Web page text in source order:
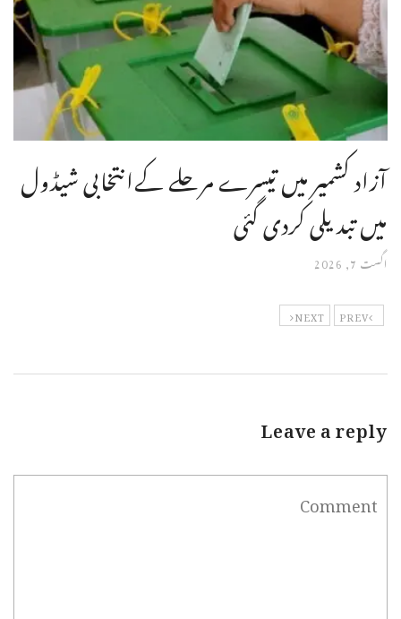
آزاد کشمیر میں تیسرے مرحلے کےانتخابی شیڈول
میں تبدیلی کردی گئی
اگست 7, 2026
PREV
NEXT
Leave a reply